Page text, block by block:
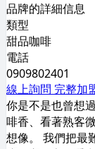
品牌的詳細信息
類型
甜品咖啡
電話
0909802401
線上詢問 完整加
你是不是也曾想
啡香、看著熟客
想像。 我們把最